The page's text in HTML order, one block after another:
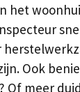
het
Ook
Of meer